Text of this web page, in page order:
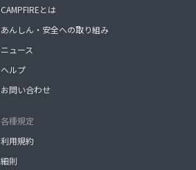
CAMPFIREとは
あんしん・安全への取り組み
ニュース
ヘルプ
お問い合わせ
各種規定
利用規約
細則